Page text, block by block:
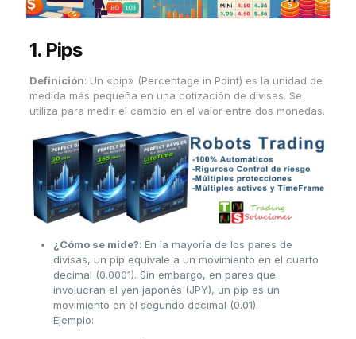
1. Pips
Definición: Un «pip» (Percentage in Point) es la unidad de
medida más pequeña en una cotización de divisas. Se
utiliza para medir el cambio en el valor entre dos monedas.
¿Cómo se mide?: En la mayoría de los pares de
divisas, un pip equivale a un movimiento en el cuarto
decimal (0.0001). Sin embargo, en pares que
involucran el yen japonés (JPY), un pip es un
movimiento en el segundo decimal (0.01).
Ejemplo: